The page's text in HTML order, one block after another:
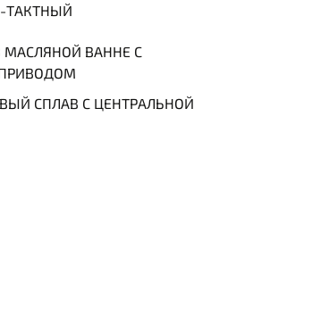
ТАКТНЫЙ
ВАННЕ С
СПЛАВ С ЦЕНТРАЛЬНОЙ